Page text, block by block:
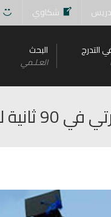
شكاوي
التدرج البحث
العـلـمي
الماستر